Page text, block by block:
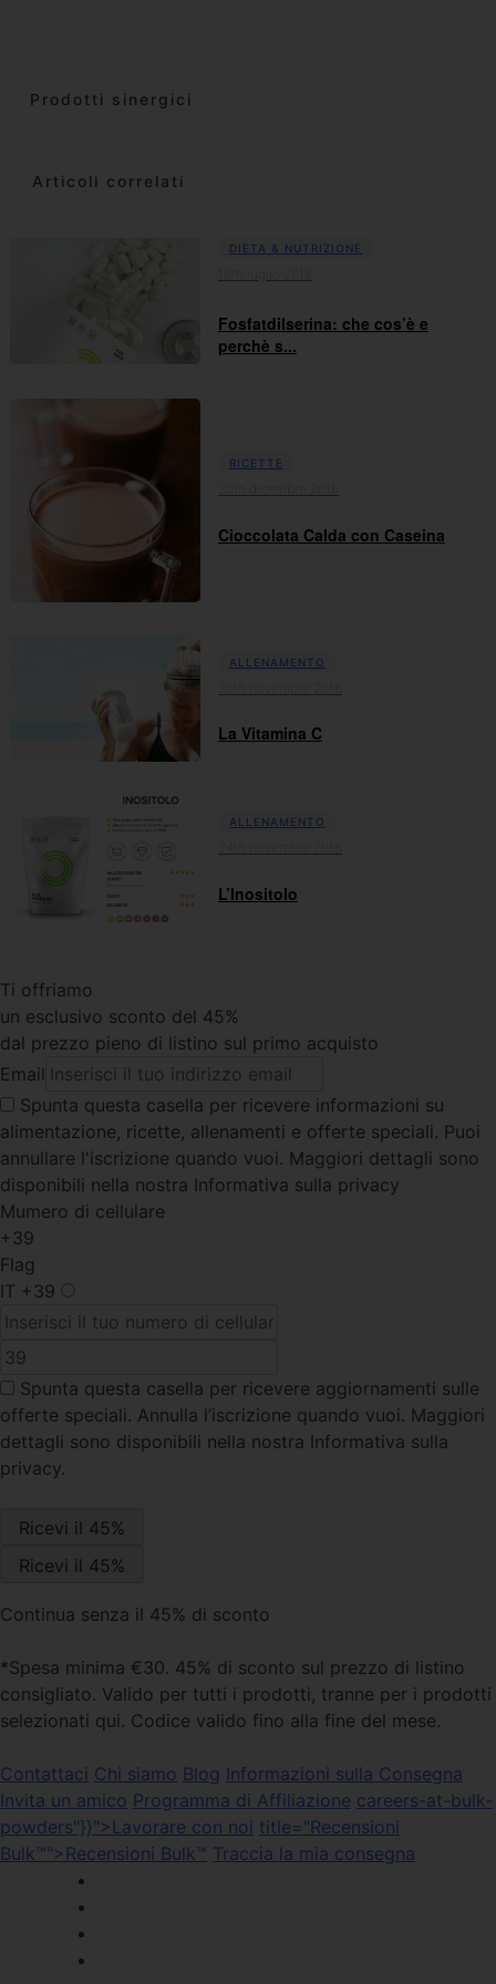
Prodotti sinergici
Articoli correlati
DIETA & NUTRIZIONE
Fosfatdilserina: che cos’è e
perchè s...
RICETTE
Cioccolata Calda con Caseina
ALLENAMENTO
La Vitamina C
ALLENAMENTO
L’Inositolo
Ti offriamo
un esclusivo sconto del 45%
dal prezzo pieno di listino sul primo acquisto
Email
Spunta questa casella per ricevere informazioni su
alimentazione, ricette, allenamenti e offerte speciali. Puoi
annullare l'iscrizione quando vuoi. Maggiori dettagli sono
disponibili nella nostra Informativa sulla privacy
Mumero di cellulare
+39
Flag
IT +39
Spunta questa casella per ricevere aggiornamenti sulle
offerte speciali. Annulla l’iscrizione quando vuoi. Maggiori
dettagli sono disponibili nella nostra Informativa sulla
privacy.
Continua senza il 45% di sconto
*Spesa minima €30. 45% di sconto sul prezzo di listino
consigliato. Valido per tutti i prodotti, tranne per i prodotti
selezionati qui. Codice valido fino alla fine del mese.
Contattaci Chi siamo Blog Informazioni sulla Consegna
Invita un amico Programma di Affiliazione careers-at-bulk-
powders"}}">Lavorare con noi title="Recensioni
Bulk™">Recensioni Bulk™ Traccia la mia consegna